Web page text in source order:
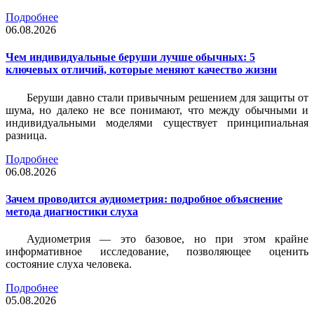
Подробнее
06.08.2026
Чем индивидуальные беруши лучше обычных: 5
ключевых отличий, которые меняют качество жизни
Беруши давно стали привычным решением для защиты от
шума, но далеко не все понимают, что между обычными и
индивидуальными моделями существует принципиальная
разница.
Подробнее
06.08.2026
Зачем проводится аудиометрия: подробное объяснение
метода диагностики слуха
Аудиометрия — это базовое, но при этом крайне
информативное исследование, позволяющее оценить
состояние слуха человека.
Подробнее
05.08.2026